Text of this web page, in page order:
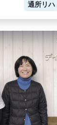
通所リハ